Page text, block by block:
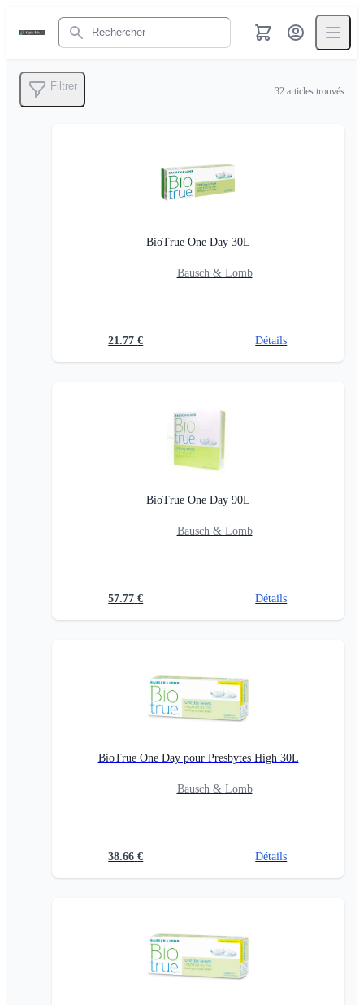
Rechercher
Filtrer 32 articles trouvés
BioTrue One Day 30L
Bausch & Lomb
21.77 € Détails
BioTrue One Day 90L
Bausch & Lomb
57.77 € Détails
BioTrue One Day pour Presbytes High 30L
Bausch & Lomb
38.66 € Détails